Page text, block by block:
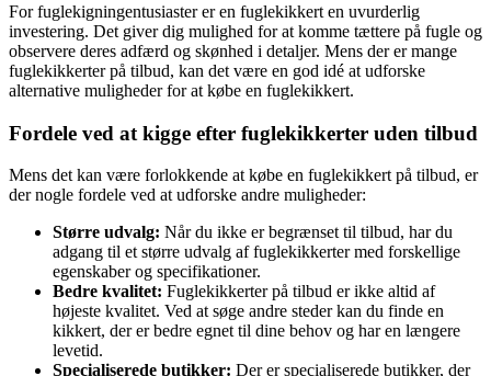
For fuglekigningentusiaster er en fuglekikkert en uvurderlig
investering. Det giver dig mulighed for at komme tættere på fugle og
observere deres adfærd og skønhed i detaljer. Mens der er mange
fuglekikkerter på tilbud, kan det være en god idé at udforske
alternative muligheder for at købe en fuglekikkert.
Fordele ved at kigge efter fuglekikkerter uden tilbud
Mens det kan være forlokkende at købe en fuglekikkert på tilbud, er
der nogle fordele ved at udforske andre muligheder:
Større udvalg: Når du ikke er begrænset til tilbud, har du
adgang til et større udvalg af fuglekikkerter med forskellige
egenskaber og specifikationer.
Bedre kvalitet: Fuglekikkerter på tilbud er ikke altid af
højeste kvalitet. Ved at søge andre steder kan du finde en
kikkert, der er bedre egnet til dine behov og har en længere
levetid.
Specialiserede butikker: Der er specialiserede butikker, der